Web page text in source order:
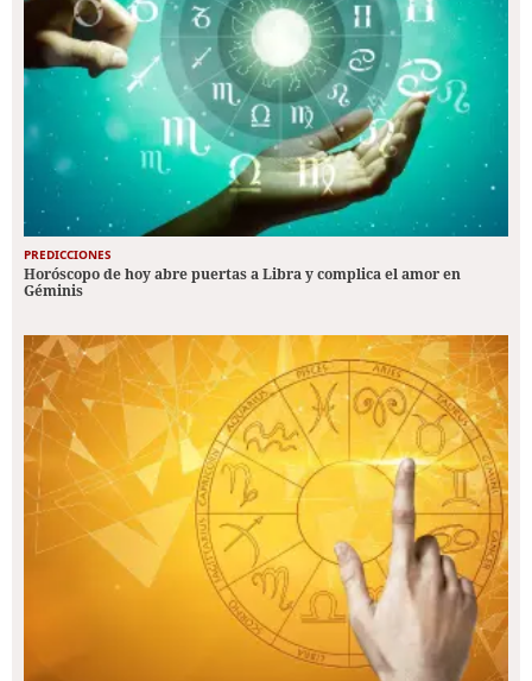
PREDICCIONES
Horóscopo de hoy abre puertas a Libra y complica el amor en
Géminis